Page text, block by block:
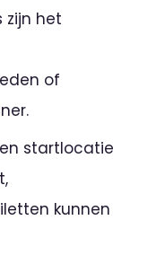
zijn het
of
startlocatie
kunnen